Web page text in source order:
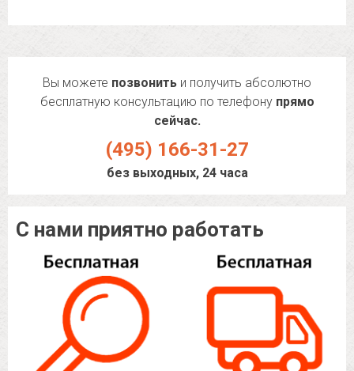
Вы можете позвонить и получить абсолютно
бесплатную консультацию по телефону прямо
сейчас.
(495) 166-31-27
без выходных, 24 часа
С нами приятно работать